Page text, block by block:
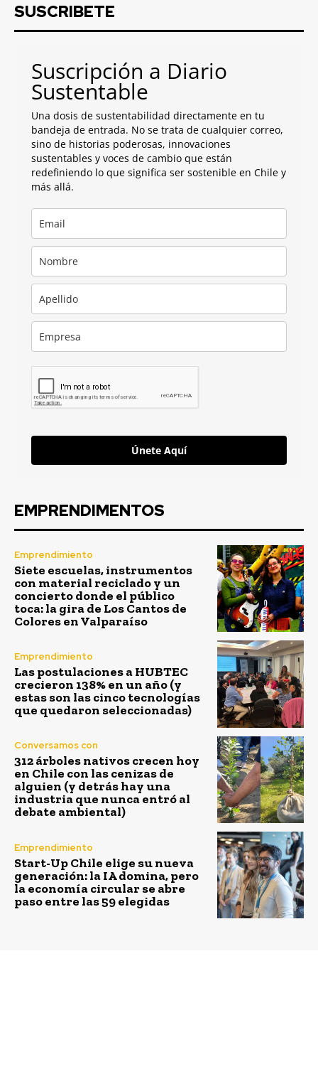
SUSCRIBETE
Suscripción a Diario
Sustentable
Una dosis de sustentabilidad directamente en tu
bandeja de entrada. No se trata de cualquier correo,
sino de historias poderosas, innovaciones
sustentables y voces de cambio que están
redefiniendo lo que significa ser sostenible en Chile y
más allá.
Únete Aquí
EMPRENDIMENTOS
Emprendimiento
Siete escuelas, instrumentos
con material reciclado y un
concierto donde el público
toca: la gira de Los Cantos de
Colores en Valparaíso
Emprendimiento
Las postulaciones a HUBTEC
crecieron 138% en un año (y
estas son las cinco tecnologías
que quedaron seleccionadas)
Conversamos con
312 árboles nativos crecen hoy
en Chile con las cenizas de
alguien (y detrás hay una
industria que nunca entró al
debate ambiental)
Emprendimiento
Start-Up Chile elige su nueva
generación: la IA domina, pero
la economía circular se abre
paso entre las 59 elegidas